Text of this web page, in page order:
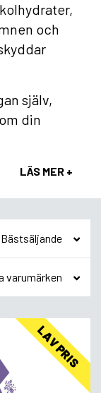
och
själv,
din
LÄS MER +
LAV PRIS